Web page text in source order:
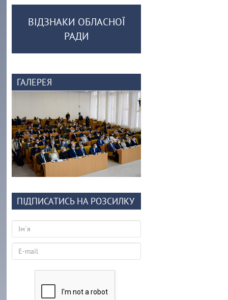
ВІДЗНАКИ ОБЛАСНОЇ
РАДИ
ГАЛЕРЕЯ
ПІДПИСАТИСЬ НА РОЗСИЛКУ